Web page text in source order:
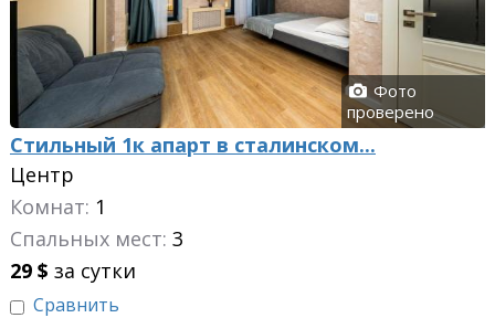
Фото
проверено
Стильный 1к апарт в сталинском...
Центр
Комнат: 1
Спальных мест: 3
29 $ за сутки
Сравнить